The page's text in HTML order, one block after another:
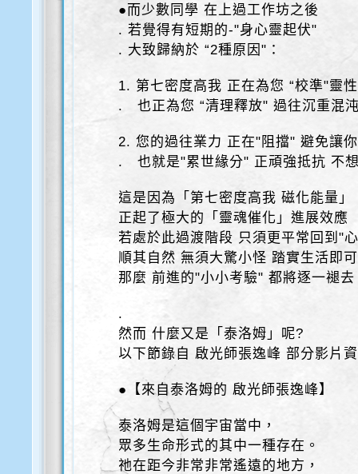
●而少數同學 在上過工作坊之後
. 若覺得有短期的-"身心靈起伏"
. 大致歸納於 “2種原因"：
1. 第七密度高我 正在為您 “校準"靈
. 也正為您 “清理釋放" 過往沉重混
2. 您的過往業力 正在"阻擋" 避免讓
. 也就是"累世緣分" 正頑強抵抗 不
這是因為「第七密度高我 磁化能量」
正起了極大的「靈魂催化」進展效應
若處於此過渡階段 只須更平常回到"
順其自然 無須大驚小怪 踏實生活即可
那麼 前進的"小小考驗" 都將逐一褪去
.
然而 什麼又是「泰洛姆」呢?
以下節錄自 啟光師張逸峰 部分影片
●【來自泰洛姆的 啟光師張逸峰】
泰洛姆是這個宇宙當中，
眾多生命形式的其中一種存在。
祂在距今非常非常遙遠的地方，